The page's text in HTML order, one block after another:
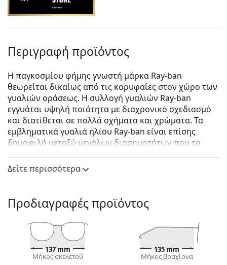
Περιγραφή προϊόντος
Η παγκοσμίου φήμης γνωστή μάρκα Ray-ban
θεωρείται δικαίως από τις κορυφαίες στον χώρο των
γυαλιών οράσεως. Η συλλογή γυαλιών Ray-ban
εγγυάται υψηλή ποιότητα με διαχρονικό σχεδιασμό
και διατίθεται σε πολλά σχήματα και χρώματα. Τα
εμβληματικά γυαλιά ηλίου Ray-ban είναι επίσης
δημοφιλή μεταξύ μεγάλων διασημοτήτων που τα
Ray-Ban Aviator Large Metal RB3025 112/4L 58
Δείτε πώς φαίνονται πάνω σας αυτά τα γυαλιά ηλίου
με τη λειτουργία του Εικονικού καθρέφτη του
Lentiamo.
Σκελετός γυαλιών ηλίου
Το χρυσό χρώμα του σκελετού ταιριάζει απόλυτα
Δείτε περισσότερα
Προδιαγραφές προϊόντος
137 mm
Μήκος σκελετού
135 mm
Μήκος βραχίονα